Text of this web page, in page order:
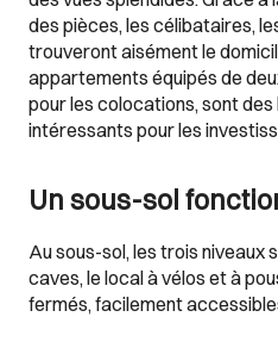
des pièces, les célibataires,
trouveront aisément le
appartements équipés de
pour les colocations, sont
intéressants pour les
Un sous-sol
Au sous-sol, les trois niveaux
caves, le local à vélos et à
fermés, facilement